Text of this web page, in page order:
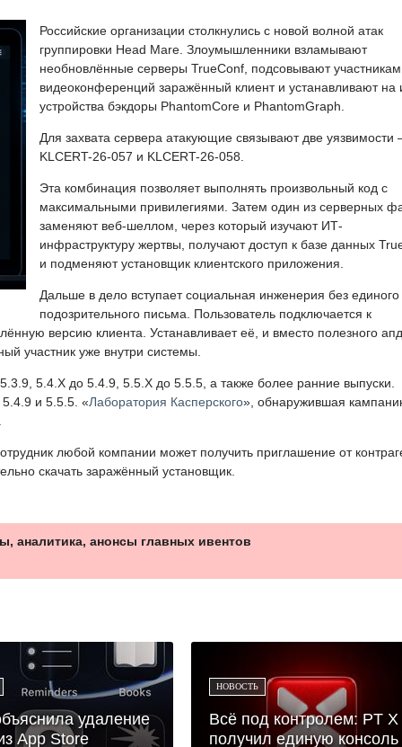
Российские организации столкнулись с новой волной атак
группировки Head Mare. Злоумышленники взламывают
необновлённые серверы TrueConf, подсовывают участникам
видеоконференций заражённый клиент и устанавливают на
устройства бэкдоры PhantomCore и PhantomGraph.
Для захвата сервера атакующие связывают две уязвимости
KLCERT-26-057 и KLCERT-26-058.
Эта комбинация позволяет выполнять произвольный код с
максимальными привилегиями. Затем один из серверных
заменяют веб-шеллом, через который изучают ИТ-
инфраструктуру жертвы, получают доступ к базе данных
и подменяют установщик клиентского приложения.
Дальше в дело вступает социальная инженерия без единого
подозрительного письма. Пользователь подключается к
версию клиента. Устанавливает её, и вместо полезного
участник уже внутри системы.
5.4.X до 5.4.9, 5.5.X до 5.5.5, а также более ранние выпуски.
и 5.5.5. «Лаборатория Касперского», обнаружившая
любой компании может получить приглашение от
скачать заражённый установщик.
аналитика, анонсы главных ивентов
удаление
App Store
НОВОСТЬ
Всё под контролем: PT X
получил единую консоль